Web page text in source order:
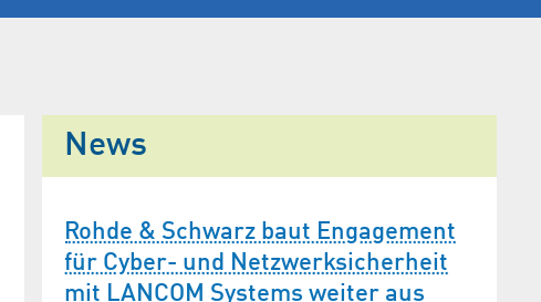
News
Rohde & Schwarz baut Engagement
für Cyber- und Netzwerksicherheit
mit LANCOM Systems weiter aus